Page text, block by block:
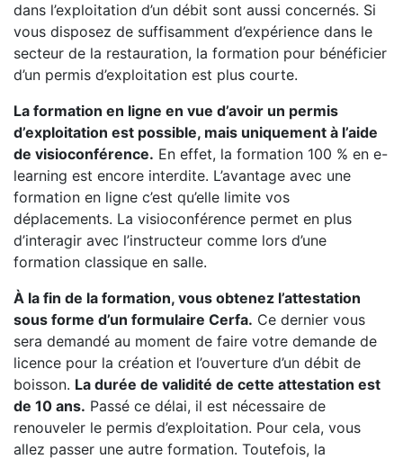
dans l’exploitation d’un débit sont aussi concernés. Si
vous disposez de suffisamment d’expérience dans le
secteur de la restauration, la formation pour bénéficier
d’un permis d’exploitation est plus courte.
La formation en ligne en vue d’avoir un permis
d’exploitation est possible, mais uniquement à l’aide
de visioconférence. En effet, la formation 100 % en e-
learning est encore interdite. L’avantage avec une
formation en ligne c’est qu’elle limite vos
déplacements. La visioconférence permet en plus
d’interagir avec l’instructeur comme lors d’une
formation classique en salle.
À la fin de la formation, vous obtenez l’attestation
sous forme d’un formulaire Cerfa. Ce dernier vous
sera demandé au moment de faire votre demande de
licence pour la création et l’ouverture d’un débit de
boisson. La durée de validité de cette attestation est
de 10 ans. Passé ce délai, il est nécessaire de
renouveler le permis d’exploitation. Pour cela, vous
allez passer une autre formation. Toutefois, la